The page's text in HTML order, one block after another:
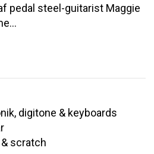
pedal steel-guitarist Maggie
digitone & keyboards
scratch